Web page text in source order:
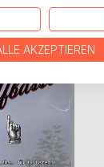
AKZEPTIEREN